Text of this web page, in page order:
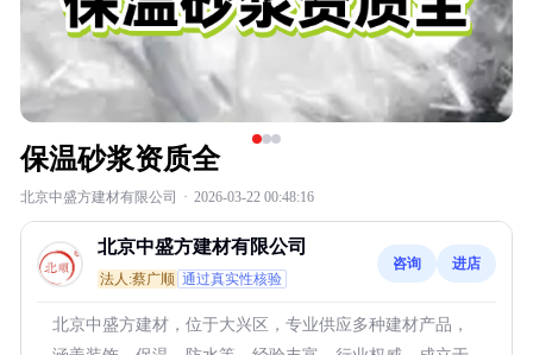
保温砂浆资质全
北京中盛方建材有限公司 · 2026-03-22 00:48:16
北京中盛方建材有限公司
法人:蔡广顺 通过真实性核验
咨询 进店
北京中盛方建材，位于大兴区，专业供应多种建材产品，